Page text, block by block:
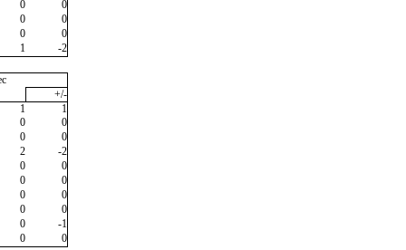
0
0
0
0
0
0
1
-2
+/-
1
1
0
0
0
0
2
-2
0
0
0
0
0
0
0
0
0
-1
0
0